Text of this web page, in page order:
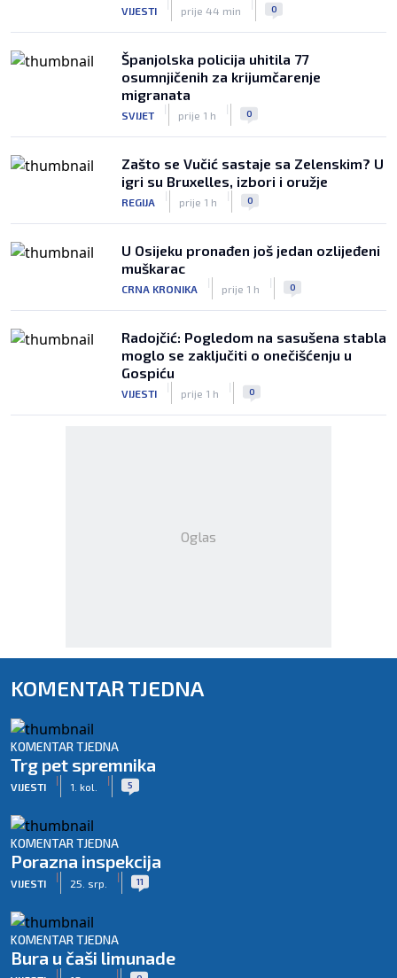
VIJESTI
|
prije 44 min
| 0
Španjolska policija uhitila 77
osumnjičenih za krijumčarenje
migranata
SVIJET
|
prije 1 h
| 0
Zašto se Vučić sastaje sa Zelenskim? U
igri su Bruxelles, izbori i oružje
REGIJA
|
prije 1 h
| 0
U Osijeku pronađen još jedan ozlijeđeni
muškarac
CRNA KRONIKA
|
prije 1 h
| 0
Radojčić: Pogledom na sasušena stabla
moglo se zaključiti o onečišćenju u
Gospiću
VIJESTI
|
prije 1 h
| 0
Oglas
KOMENTAR TJEDNA
KOMENTAR TJEDNA
Trg pet spremnika
VIJESTI
|
1. kol.
| 5
KOMENTAR TJEDNA
Porazna inspekcija
VIJESTI
|
25. srp.
| 11
KOMENTAR TJEDNA
Bura u čaši limunade
| |